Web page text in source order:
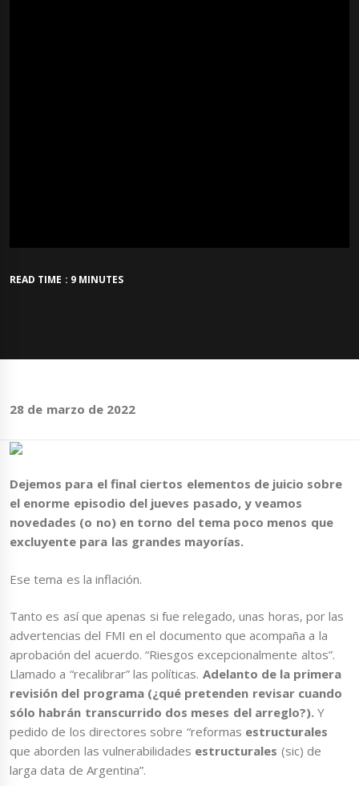
READ TIME : 9 MINUTES
28 de marzo de 2022
Dejemos para el final ciertos elementos de juicio sobre
el enorme episodio del jueves pasado, y veamos
novedades (o no) en torno del tema poco menos que
excluyente para las grandes mayorías.
Ese tema es la inflación.
Tanto es así que apenas si fue relegado, unas horas, por las
advertencias del FMI en el documento que acompaña a la
aprobación del acuerdo. “Riesgos excepcionalmente altos”.
Llamado a “recalibrar” las políticas. Adelanto de la primera
revisión del programa (¿qué pretenden revisar cuando
sólo habrán transcurrido dos meses del arreglo?). Y
pedido de los directores sobre “reformas estructurales
que aborden las vulnerabilidades estructurales (sic) de
larga data de Argentina”.